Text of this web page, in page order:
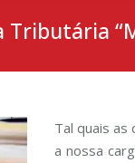
Tributária
Tal quais
a nossa